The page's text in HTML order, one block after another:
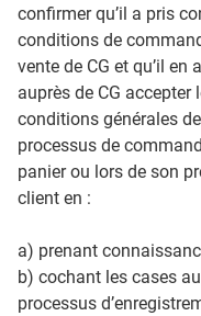
confirmer qu’il a pris
conditions de
vente de CG et qu’il
auprès de CG
conditions générales
processus de
panier ou lors de son
client en :
a) prenant
b) cochant les cases
processus